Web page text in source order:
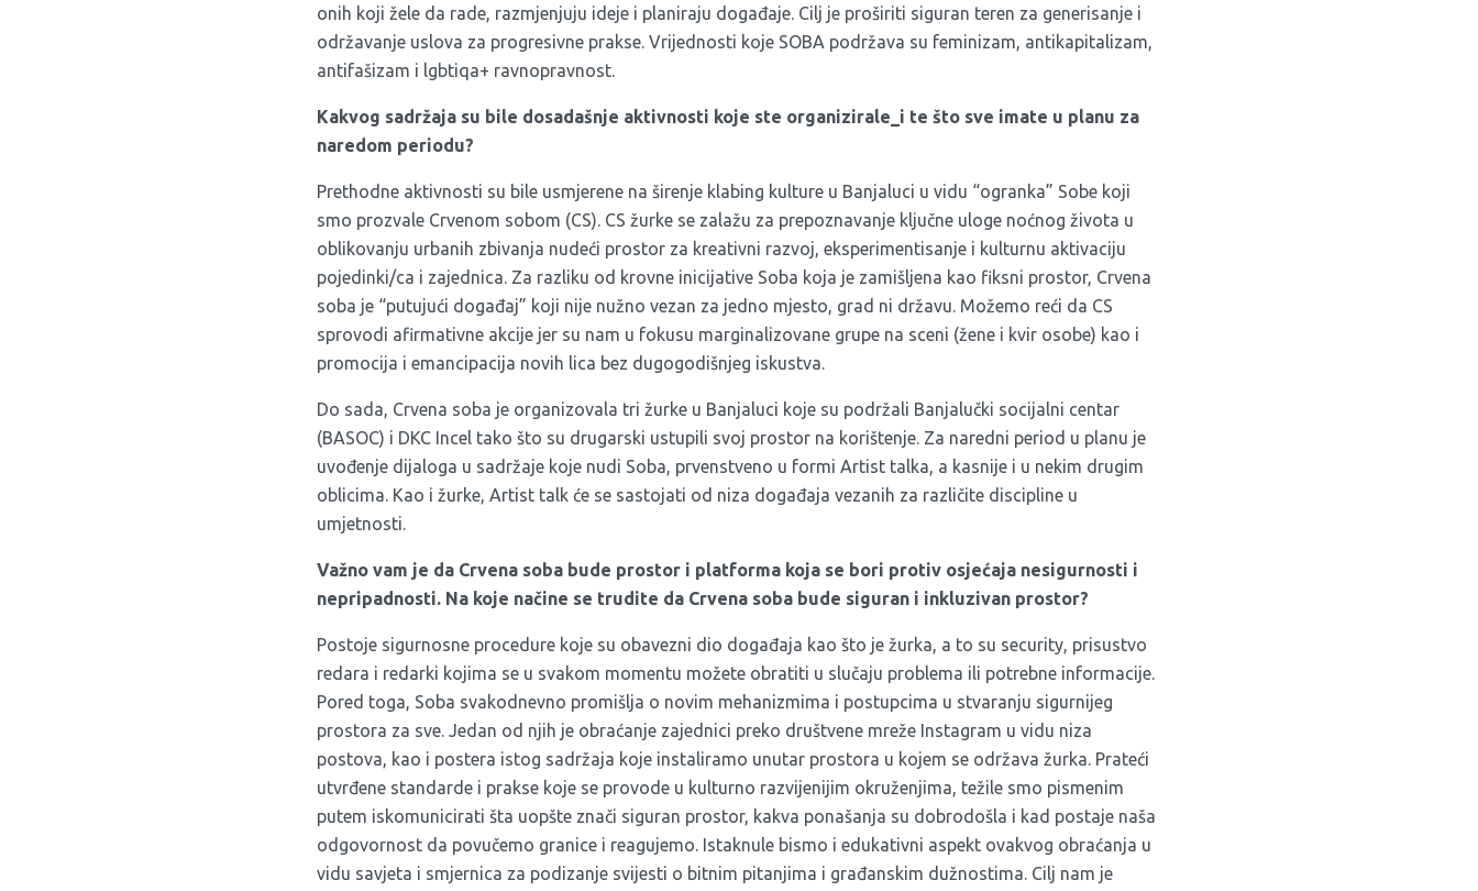
onih koji žele da rade, razmjenjuju ideje i planiraju događaje. Cilj je proširiti siguran teren za generisanje i
održavanje uslova za progresivne prakse. Vrijednosti koje SOBA podržava su feminizam, antikapitalizam,
antifašizam i lgbtiqa+ ravnopravnost.
Kakvog sadržaja su bile dosadašnje aktivnosti koje ste organizirale_i te što sve imate u planu za
naredom periodu?
Prethodne aktivnosti su bile usmjerene na širenje klabing kulture u Banjaluci u vidu “ogranka” Sobe koji
smo prozvale Crvenom sobom (CS). CS žurke se zalažu za prepoznavanje ključne uloge noćnog života u
oblikovanju urbanih zbivanja nudeći prostor za kreativni razvoj, eksperimentisanje i kulturnu aktivaciju
pojedinki/ca i zajednica. Za razliku od krovne inicijative Soba koja je zamišljena kao fiksni prostor, Crvena
soba je “putujući događaj” koji nije nužno vezan za jedno mjesto, grad ni državu. Možemo reći da CS
sprovodi afirmativne akcije jer su nam u fokusu marginalizovane grupe na sceni (žene i kvir osobe) kao i
promocija i emancipacija novih lica bez dugogodišnjeg iskustva.
Do sada, Crvena soba je organizovala tri žurke u Banjaluci koje su podržali Banjalučki socijalni centar
(BASOC) i DKC Incel tako što su drugarski ustupili svoj prostor na korištenje. Za naredni period u planu je
uvođenje dijaloga u sadržaje koje nudi Soba, prvenstveno u formi Artist talka, a kasnije i u nekim drugim
oblicima. Kao i žurke, Artist talk će se sastojati od niza događaja vezanih za različite discipline u
umjetnosti.
Važno vam je da Crvena soba bude prostor i platforma koja se bori protiv osjećaja nesigurnosti i
nepripadnosti. Na koje načine se trudite da Crvena soba bude siguran i inkluzivan prostor?
Postoje sigurnosne procedure koje su obavezni dio događaja kao što je žurka, a to su security, prisustvo
redara i redarki kojima se u svakom momentu možete obratiti u slučaju problema ili potrebne informacije.
Pored toga, Soba svakodnevno promišlja o novim mehanizmima i postupcima u stvaranju sigurnijeg
prostora za sve. Jedan od njih je obraćanje zajednici preko društvene mreže Instagram u vidu niza
postova, kao i postera istog sadržaja koje instaliramo unutar prostora u kojem se održava žurka. Prateći
utvrđene standarde i prakse koje se provode u kulturno razvijenijim okruženjima, težile smo pismenim
putem iskomunicirati šta uopšte znači siguran prostor, kakva ponašanja su dobrodošla i kad postaje naša
odgovornost da povučemo granice i reagujemo. Istaknule bismo i edukativni aspekt ovakvog obraćanja u
vidu savjeta i smjernica za podizanje svijesti o bitnim pitanjima i građanskim dužnostima. Cilj nam je